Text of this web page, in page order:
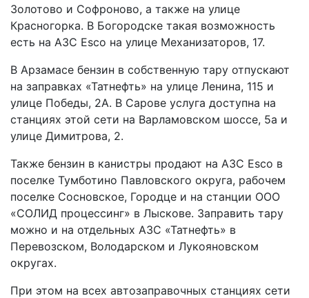
Золотово и Софроново, а также на улице
Красногорка. В Богородске такая возможность
есть на АЗС Esco на улице Механизаторов, 17.
В Арзамасе бензин в собственную тару отпускают
на заправках «Татнефть» на улице Ленина, 115 и
улице Победы, 2А. В Сарове услуга доступна на
станциях этой сети на Варламовском шоссе, 5а и
улице Димитрова, 2.
Также бензин в канистры продают на АЗС Esco в
поселке Тумботино Павловского округа, рабочем
поселке Сосновское, Городце и на станции ООО
«СОЛИД процессинг» в Лыскове. Заправить тару
можно и на отдельных АЗС «Татнефть» в
Перевозском, Володарском и Лукояновском
округах.
При этом на всех автозаправочных станциях сети